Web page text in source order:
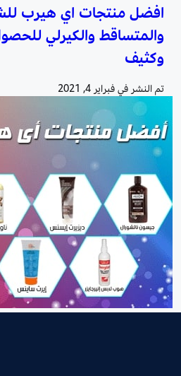
افضل منتجات اي هيرب
والمتساقط والكيرلي
وكثيف
تم النشر فيفبراير 4, 2021